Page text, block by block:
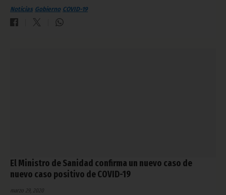
Noticias Gobierno COVID-19
El Ministro de Sanidad confirma un nuevo caso de
nuevo caso positivo de COVID-19
marzo 29, 2020